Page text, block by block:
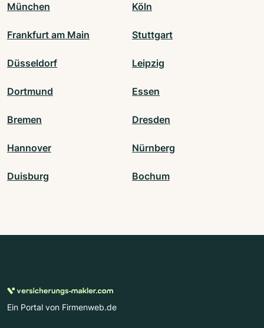
München Köln
Frankfurt am Main Stuttgart
Düsseldorf Leipzig
Dortmund Essen
Bremen Dresden
Hannover Nürnberg
Duisburg Bochum
Ein Portal von Firmenweb.de